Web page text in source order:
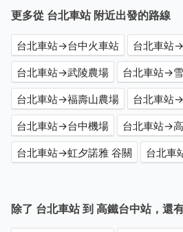
更多從 台北車站 附近出發的路線
台北車站→台中火車站
台北車站
台北車站→武陵農場
台北車站→
台北車站→福壽山農場
台北車站
台北車站→台中機場
台北車站→
台北車站→虹夕諾雅 谷關
台北車
除了 台北車站 到 高鐵台中站，還